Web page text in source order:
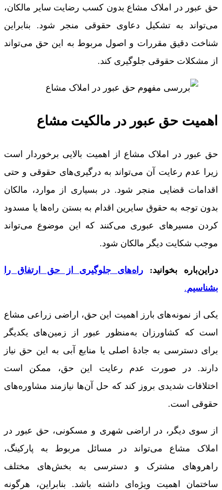
حق عبور در املاک مشاع بدون کسب رضایت سایر مالکان،
می‌تواند به تشکیل دعاوی حقوقی منجر شود. بنابراین
شناخت دقیق مقررات و اصول مربوط به این حق می‌تواند
از مشکلات حقوقی جلوگیری کند.
اهمیت حق عبور در مالکیت مشاع
حق عبور در املاک مشاع از اهمیت بالایی برخوردار است
زیرا عدم رعایت آن می‌تواند به درگیری‌های حقوقی و حتی
اقدامات قضایی منجر شود. در بسیاری از موارد، مالکان
بدون توجه به حقوق سایرین اقدام به بستن راه‌ها یا مسدود
کردن مسیرهای عبوری می‌کنند که این موضوع می‌تواند
موجب شکایت دیگر مالکان شود.
دراین‌باره بخوانید: راه‌های جلوگیری از حق ارتفاق را
بشناسیم.
یکی از نمونه‌های بارز اهمیت این حق، اراضی زراعی مشاع
است که کشاورزان به‌منظور عبور از زمین‌های یکدیگر
برای دسترسی به جادۀ اصلی یا منابع آبی به این حق نیاز
دارند. در صورت عدم رعایت این حق، ممکن است
اختلافات شدیدی بروز کند که حل آن‌ها نیازمند مشاوره‌های
حقوقی است.
از سوی دیگر، در اراضی شهری و مسکونی، حق عبور در
املاک مشاع می‌تواند در مسائل مربوط به پارکینگ،
راهروهای مشترک و دسترسی به بخش‌های مختلف
ساختمان اهمیت ویژه‌ای داشته باشد. بنابراین، هرگونه